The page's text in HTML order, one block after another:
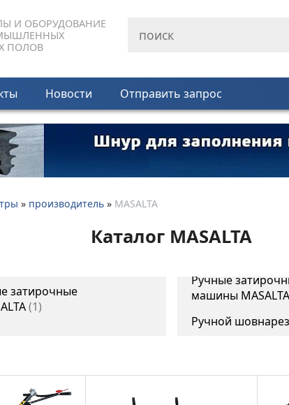
И ОБОРУДОВАНИЕ
ПОЛОВ
Новости Отправить запрос
» производитель » MASALTA
Каталог MASALTA
затирочные
1
Ручные
машины MASALTA
Ручной